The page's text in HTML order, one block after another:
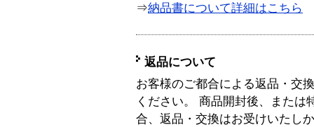
⇒納品書について詳細はこちら
返品について
お客様のご都合による返品・交
ください。 商品開封後、または
合、返品・交換はお受けいたし